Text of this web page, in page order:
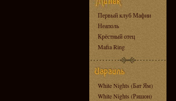
Первый клуб Мафии
Неаполь
Крёстный отец
Mafia Ring
White Nights (Бат Ям)
White Nights (Ришон)